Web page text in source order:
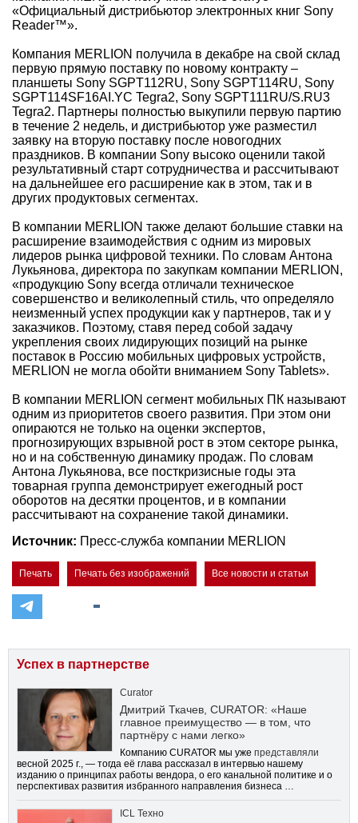
«Официальный дистрибьютор электронных книг Sony
Reader™».
Компания MERLION получила в декабре на свой склад
первую прямую поставку по новому контракту –
планшеты Sony SGPT112RU, Sony SGPT114RU, Sony
SGPT114SF16AI.YC Tegra2, Sony SGPT111RU/S.RU3
Tegra2. Партнеры полностью выкупили первую партию
в течение 2 недель, и дистрибьютор уже разместил
заявку на вторую поставку после новогодних
праздников. В компании Sony высоко оценили такой
результативный старт сотрудничества и рассчитывают
на дальнейшее его расширение как в этом, так и в
других продуктовых сегментах.
В компании MERLION также делают большие ставки на
расширение взаимодействия с одним из мировых
лидеров рынка цифровой техники. По словам Антона
Лукьянова, директора по закупкам компании MERLION,
«продукцию Sony всегда отличали техническое
совершенство и великолепный стиль, что определяло
неизменный успех продукции как у партнеров, так и у
заказчиков. Поэтому, ставя перед собой задачу
укрепления своих лидирующих позиций на рынке
поставок в Россию мобильных цифровых устройств,
MERLION не могла обойти вниманием Sony Tablets».
В компании MERLION сегмент мобильных ПК называют
одним из приоритетов своего развития. При этом они
опираются не только на оценки экспертов,
прогнозирующих взрывной рост в этом секторе рынка,
но и на собственную динамику продаж. По словам
Антона Лукьянова, все посткризисные годы эта
товарная группа демонстрирует ежегодный рост
оборотов на десятки процентов, и в компании
рассчитывают на сохранение такой динамики.
Источник: Пресс-служба компании MERLION
Печать Печать без изображений Все новости и статьи
Успех в партнерстве
Curator
Дмитрий Ткачев, CURATOR: «Наше
главное преимущество — в том, что
партнёру с нами легко»
Компанию CURATOR мы уже представляли
весной 2025 г., — тогда её глава рассказал в интервью нашему
изданию о принципах работы вендора, о его канальной политике и о
перспективах развития избранного направления бизнеса …
ICL Техно